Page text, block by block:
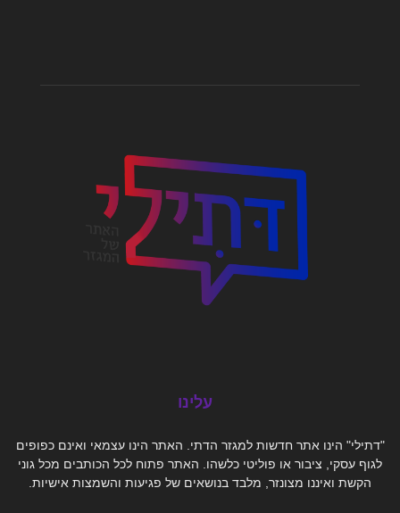
עלינו
"דתילי" הינו אתר חדשות למגזר הדתי. האתר הינו עצמאי ואינם כפופים
לגוף עסקי, ציבור או פוליטי כלשהו. האתר פתוח לכל הכותבים מכל גוני
הקשת ואיננו מצונזר, מלבד בנושאים של פגיעות והשמצות אישיות.